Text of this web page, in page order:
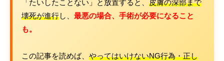
「たいしたことない」と放置すると、 皮膚の深部まで
壊死が進行し、 最悪の場合、手術が必要になること
も。
この記事を読めば、 やってはいけないNG行為・正し